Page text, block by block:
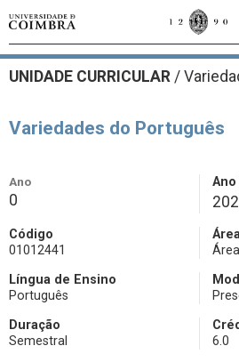
UNIDADE CURRICULAR /
Variedades do Português
Ano
0
Código
01012441
Língua de Ensino
Português
Duração
Semestral
6.0